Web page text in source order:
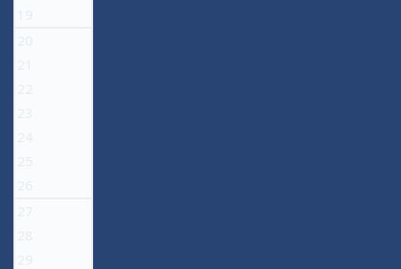
19
20
21
22
23
24
25
26
27
28
29